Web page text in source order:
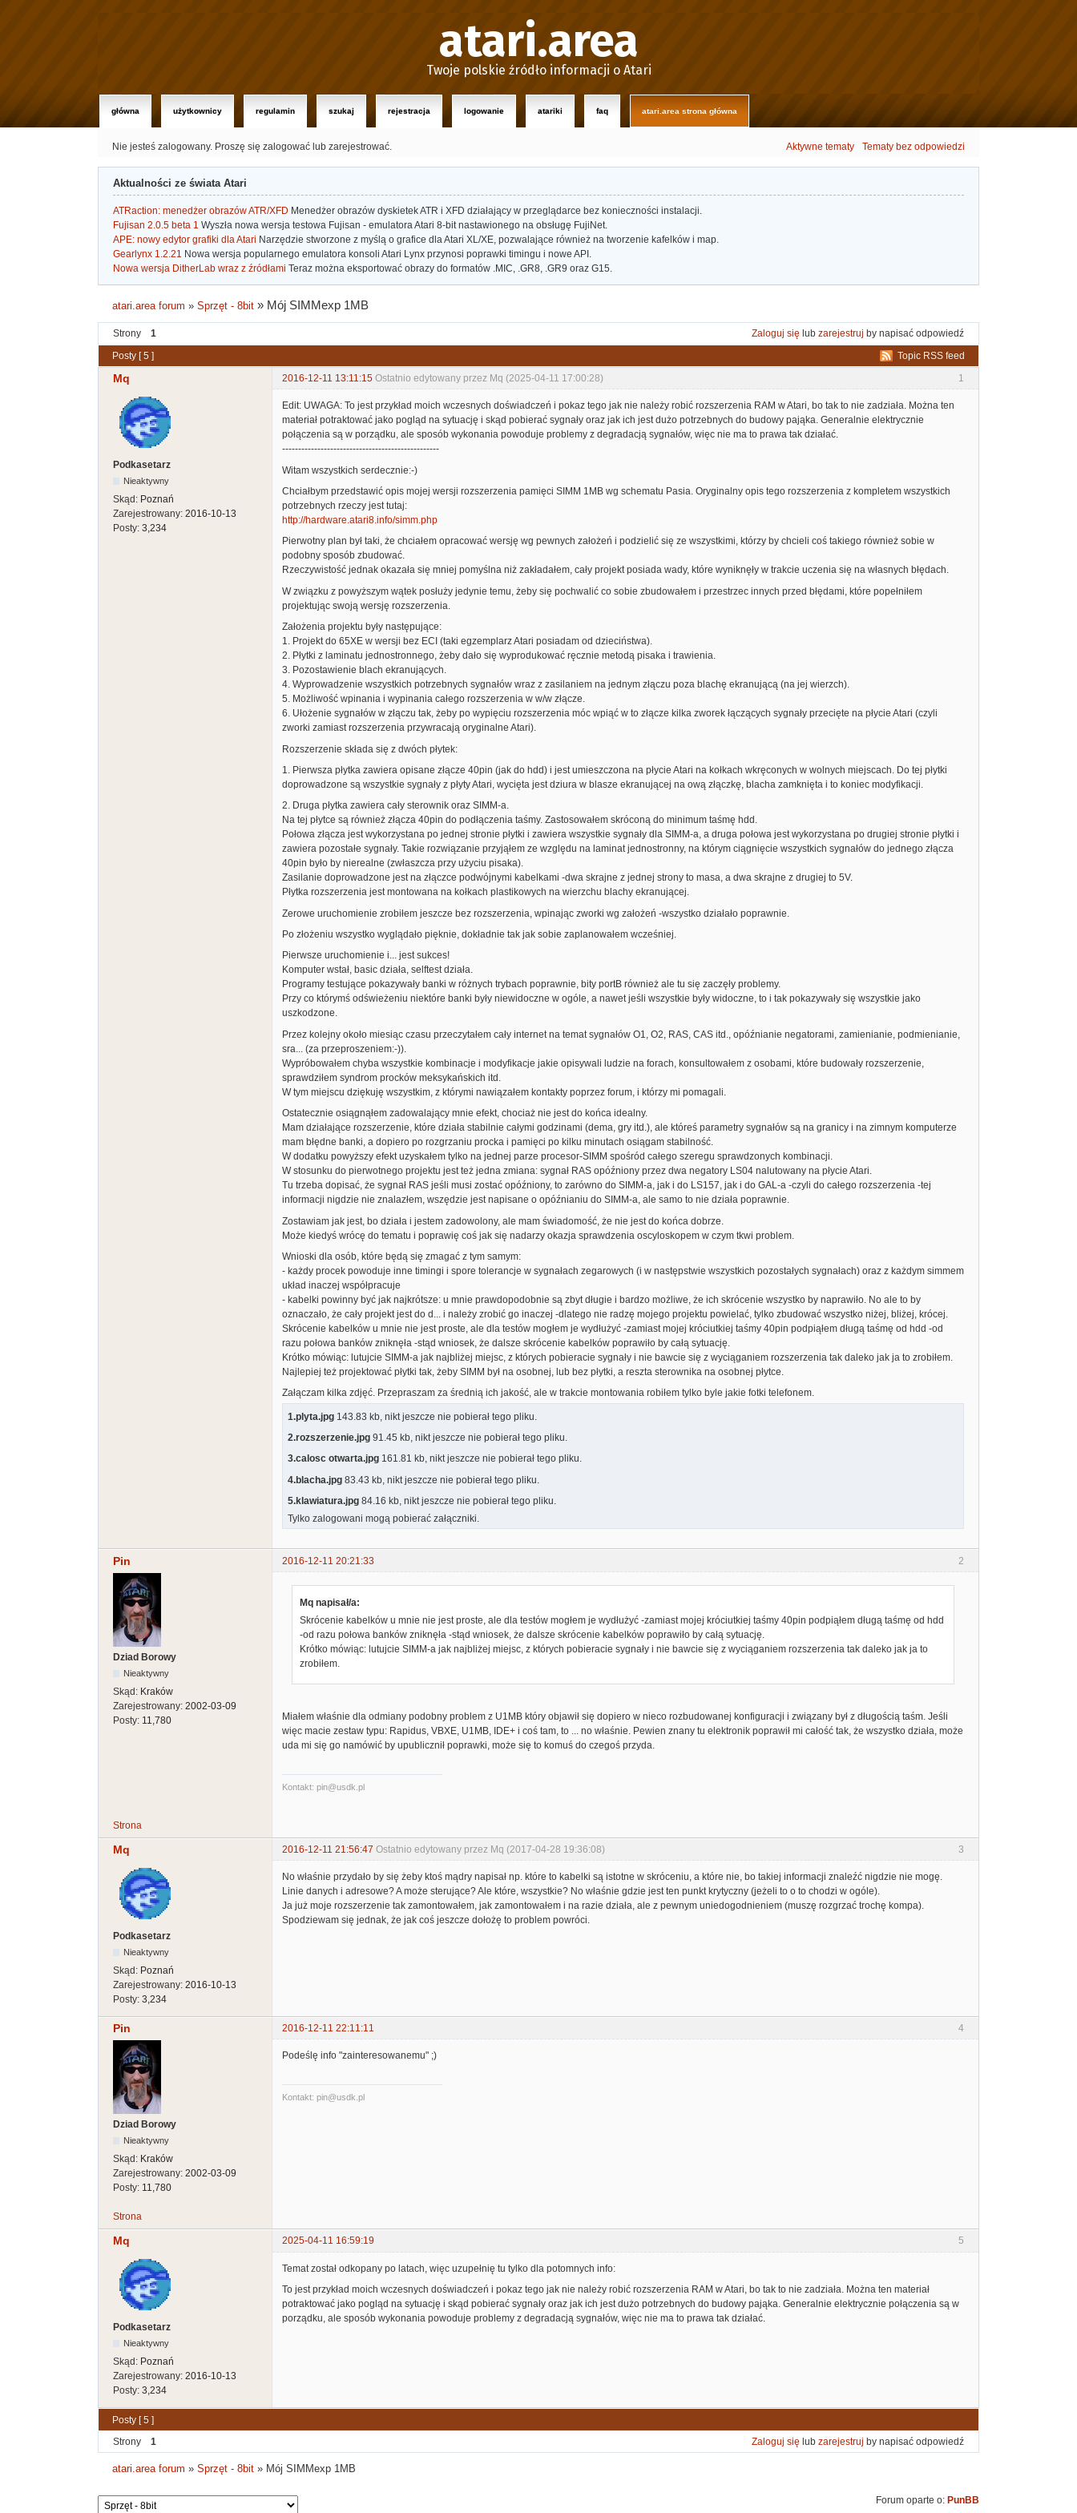
atari.area
Twoje polskie źródło informacji o Atari
główna użytkownicy regulamin szukaj rejestracja logowanie atariki faq atari.area strona główna
Nie jesteś zalogowany. Proszę się zalogować lub zarejestrować. Aktywne tematy Tematy bez odpowiedzi
Aktualności ze świata Atari
ATRaction: menedżer obrazów ATR/XFD Menedżer obrazów dyskietek ATR i XFD działający w przeglądarce bez konieczności instalacji.
Fujisan 2.0.5 beta 1 Wyszła nowa wersja testowa Fujisan - emulatora Atari 8-bit nastawionego na obsługę FujiNet.
APE: nowy edytor grafiki dla Atari Narzędzie stworzone z myślą o grafice dla Atari XL/XE, pozwalające również na tworzenie kafelków i map.
Gearlynx 1.2.21 Nowa wersja popularnego emulatora konsoli Atari Lynx przynosi poprawki timingu i nowe API.
Nowa wersja DitherLab wraz z źródłami Teraz można eksportować obrazy do formatów .MIC, .GR8, .GR9 oraz G15.
atari.area forum »Sprzęt - 8bit » Mój SIMMexp 1MB
Strony 1 Zaloguj się lub zarejestruj by napisać odpowiedź
Topic RSS feed
Posty [ 5 ]
1
Mq 2016-12-11 13:11:15 Ostatnio edytowany przez Mq (2025-04-11 17:00:28)
Podkasetarz
Nieaktywny
Skąd: Poznań
Zarejestrowany: 2016-10-13
Posty: 3,234
Edit: UWAGA: To jest przykład moich wczesnych doświadczeń i pokaz tego jak nie należy robić rozszerzenia RAM w Atari, bo tak to nie zadziała. Można ten
materiał potraktować jako pogląd na sytuację i skąd pobierać sygnały oraz jak ich jest dużo potrzebnych do budowy pająka. Generalnie elektrycznie
połączenia są w porządku, ale sposób wykonania powoduje problemy z degradacją sygnałów, więc nie ma to prawa tak działać.
-------------------------------------------------
Witam wszystkich serdecznie:-)
Chciałbym przedstawić opis mojej wersji rozszerzenia pamięci SIMM 1MB wg schematu Pasia. Oryginalny opis tego rozszerzenia z kompletem wszystkich
potrzebnych rzeczy jest tutaj:
http://hardware.atari8.info/simm.php
Pierwotny plan był taki, że chciałem opracować wersję wg pewnych założeń i podzielić się ze wszystkimi, którzy by chcieli coś takiego również sobie w
podobny sposób zbudować.
Rzeczywistość jednak okazała się mniej pomyślna niż zakładałem, cały projekt posiada wady, które wyniknęły w trakcie uczenia się na własnych błędach.
W związku z powyższym wątek posłuży jedynie temu, żeby się pochwalić co sobie zbudowałem i przestrzec innych przed błędami, które popełniłem
projektując swoją wersję rozszerzenia.
Założenia projektu były następujące:
1. Projekt do 65XE w wersji bez ECI (taki egzemplarz Atari posiadam od dzieciństwa).
2. Płytki z laminatu jednostronnego, żeby dało się wyprodukować ręcznie metodą pisaka i trawienia.
3. Pozostawienie blach ekranujących.
4. Wyprowadzenie wszystkich potrzebnych sygnałów wraz z zasilaniem na jednym złączu poza blachę ekranującą (na jej wierzch).
5. Możliwość wpinania i wypinania całego rozszerzenia w w/w złącze.
6. Ułożenie sygnałów w złączu tak, żeby po wypięciu rozszerzenia móc wpiąć w to złącze kilka zworek łączących sygnały przecięte na płycie Atari (czyli
zworki zamiast rozszerzenia przywracają oryginalne Atari).
Rozszerzenie składa się z dwóch płytek:
1. Pierwsza płytka zawiera opisane złącze 40pin (jak do hdd) i jest umieszczona na płycie Atari na kołkach wkręconych w wolnych miejscach. Do tej płytki
doprowadzone są wszystkie sygnały z płyty Atari, wycięta jest dziura w blasze ekranującej na ową złączkę, blacha zamknięta i to koniec modyfikacji.
2. Druga płytka zawiera cały sterownik oraz SIMM-a.
Na tej płytce są również złącza 40pin do podłączenia taśmy. Zastosowałem skróconą do minimum taśmę hdd.
Połowa złącza jest wykorzystana po jednej stronie płytki i zawiera wszystkie sygnały dla SIMM-a, a druga połowa jest wykorzystana po drugiej stronie płytki i
zawiera pozostałe sygnały. Takie rozwiązanie przyjąłem ze względu na laminat jednostronny, na którym ciągnięcie wszystkich sygnałów do jednego złącza
40pin było by nierealne (zwłaszcza przy użyciu pisaka).
Zasilanie doprowadzone jest na złączce podwójnymi kabelkami -dwa skrajne z jednej strony to masa, a dwa skrajne z drugiej to 5V.
Płytka rozszerzenia jest montowana na kołkach plastikowych na wierzchu blachy ekranującej.
Zerowe uruchomienie zrobiłem jeszcze bez rozszerzenia, wpinając zworki wg założeń -wszystko działało poprawnie.
Po złożeniu wszystko wyglądało pięknie, dokładnie tak jak sobie zaplanowałem wcześniej.
Pierwsze uruchomienie i... jest sukces!
Komputer wstał, basic działa, selftest działa.
Programy testujące pokazywały banki w różnych trybach poprawnie, bity portB również ale tu się zaczęły problemy.
Przy co którymś odświeżeniu niektóre banki były niewidoczne w ogóle, a nawet jeśli wszystkie były widoczne, to i tak pokazywały się wszystkie jako
uszkodzone.
Przez kolejny około miesiąc czasu przeczytałem cały internet na temat sygnałów O1, O2, RAS, CAS itd., opóźnianie negatorami, zamienianie, podmienianie,
sra... (za przeproszeniem:-)).
Wypróbowałem chyba wszystkie kombinacje i modyfikacje jakie opisywali ludzie na forach, konsultowałem z osobami, które budowały rozszerzenie,
sprawdziłem syndrom procków meksykańskich itd.
W tym miejscu dziękuję wszystkim, z którymi nawiązałem kontakty poprzez forum, i którzy mi pomagali.
Ostatecznie osiągnąłem zadowalający mnie efekt, chociaż nie jest do końca idealny.
Mam działające rozszerzenie, które działa stabilnie całymi godzinami (dema, gry itd.), ale któreś parametry sygnałów są na granicy i na zimnym komputerze
mam błędne banki, a dopiero po rozgrzaniu procka i pamięci po kilku minutach osiągam stabilność.
W dodatku powyższy efekt uzyskałem tylko na jednej parze procesor-SIMM spośród całego szeregu sprawdzonych kombinacji.
W stosunku do pierwotnego projektu jest też jedna zmiana: sygnał RAS opóźniony przez dwa negatory LS04 nalutowany na płycie Atari.
Tu trzeba dopisać, że sygnał RAS jeśli musi zostać opóźniony, to zarówno do SIMM-a, jak i do LS157, jak i do GAL-a -czyli do całego rozszerzenia -tej
informacji nigdzie nie znalazłem, wszędzie jest napisane o opóźnianiu do SIMM-a, ale samo to nie działa poprawnie.
Zostawiam jak jest, bo działa i jestem zadowolony, ale mam świadomość, że nie jest do końca dobrze.
Może kiedyś wrócę do tematu i poprawię coś jak się nadarzy okazja sprawdzenia oscyloskopem w czym tkwi problem.
Wnioski dla osób, które będą się zmagać z tym samym:
- każdy procek powoduje inne timingi i spore tolerancje w sygnałach zegarowych (i w następstwie wszystkich pozostałych sygnałach) oraz z każdym simmem
układ inaczej współpracuje
- kabelki powinny być jak najkrótsze: u mnie prawdopodobnie są zbyt długie i bardzo możliwe, że ich skrócenie wszystko by naprawiło. No ale to by
oznaczało, że cały projekt jest do d... i należy zrobić go inaczej -dlatego nie radzę mojego projektu powielać, tylko zbudować wszystko niżej, bliżej, krócej.
Skrócenie kabelków u mnie nie jest proste, ale dla testów mogłem je wydłużyć -zamiast mojej króciutkiej taśmy 40pin podpiąłem długą taśmę od hdd -od
razu połowa banków zniknęła -stąd wniosek, że dalsze skrócenie kabelków poprawiło by całą sytuację.
Krótko mówiąc: lutujcie SIMM-a jak najbliżej miejsc, z których pobieracie sygnały i nie bawcie się z wyciąganiem rozszerzenia tak daleko jak ja to zrobiłem.
Najlepiej też projektować płytki tak, żeby SIMM był na osobnej, lub bez płytki, a reszta sterownika na osobnej płytce.
Załączam kilka zdjęć. Przepraszam za średnią ich jakość, ale w trakcie montowania robiłem tylko byle jakie fotki telefonem.
1.plyta.jpg 143.83 kb, nikt jeszcze nie pobierał tego pliku.
2.rozszerzenie.jpg 91.45 kb, nikt jeszcze nie pobierał tego pliku.
3.calosc otwarta.jpg 161.81 kb, nikt jeszcze nie pobierał tego pliku.
4.blacha.jpg 83.43 kb, nikt jeszcze nie pobierał tego pliku.
5.klawiatura.jpg 84.16 kb, nikt jeszcze nie pobierał tego pliku.
Tylko zalogowani mogą pobierać załączniki.
2
Pin 2016-12-11 20:21:33
Dziad Borowy
Nieaktywny
Skąd: Kraków
Zarejestrowany: 2002-03-09
Posty: 11,780
Mq napisał/a:
Skrócenie kabelków u mnie nie jest proste, ale dla testów mogłem je wydłużyć -zamiast mojej króciutkiej taśmy 40pin podpiąłem długą taśmę od hdd
-od razu połowa banków zniknęła -stąd wniosek, że dalsze skrócenie kabelków poprawiło by całą sytuację.
Krótko mówiąc: lutujcie SIMM-a jak najbliżej miejsc, z których pobieracie sygnały i nie bawcie się z wyciąganiem rozszerzenia tak daleko jak ja to
zrobiłem.
Miałem właśnie dla odmiany podobny problem z U1MB który objawił się dopiero w nieco rozbudowanej konfiguracji i związany był z długością taśm. Jeśli
więc macie zestaw typu: Rapidus, VBXE, U1MB, IDE+ i coś tam, to ... no właśnie. Pewien znany tu elektronik poprawił mi całość tak, że wszystko działa, może
uda mi się go namówić by upublicznił poprawki, może się to komuś do czegoś przyda.
Kontakt: pin@usdk.pl
Strona
3
Mq 2016-12-11 21:56:47 Ostatnio edytowany przez Mq (2017-04-28 19:36:08)
Podkasetarz
Nieaktywny
Skąd: Poznań
Zarejestrowany: 2016-10-13
Posty: 3,234
No właśnie przydało by się żeby ktoś mądry napisał np. które to kabelki są istotne w skróceniu, a które nie, bo takiej informacji znaleźć nigdzie nie mogę.
Linie danych i adresowe? A może sterujące? Ale które, wszystkie? No właśnie gdzie jest ten punkt krytyczny (jeżeli to o to chodzi w ogóle).
Ja już moje rozszerzenie tak zamontowałem, jak zamontowałem i na razie działa, ale z pewnym uniedogodnieniem (muszę rozgrzać trochę kompa).
Spodziewam się jednak, że jak coś jeszcze dołożę to problem powróci.
4
Pin 2016-12-11 22:11:11
Dziad Borowy
Nieaktywny
Skąd: Kraków
Zarejestrowany: 2002-03-09
Posty: 11,780
Podeślę info "zainteresowanemu" ;)
Kontakt: pin@usdk.pl
Strona
5
Mq 2025-04-11 16:59:19
Podkasetarz
Nieaktywny
Skąd: Poznań
Zarejestrowany: 2016-10-13
Posty: 3,234
Temat został odkopany po latach, więc uzupełnię tu tylko dla potomnych info:
To jest przykład moich wczesnych doświadczeń i pokaz tego jak nie należy robić rozszerzenia RAM w Atari, bo tak to nie zadziała. Można ten materiał
potraktować jako pogląd na sytuację i skąd pobierać sygnały oraz jak ich jest dużo potrzebnych do budowy pająka. Generalnie elektrycznie połączenia są w
porządku, ale sposób wykonania powoduje problemy z degradacją sygnałów, więc nie ma to prawa tak działać.
Posty [ 5 ]
Strony
1 Zaloguj się lub zarejestruj by napisać odpowiedź
atari.area forum »Sprzęt - 8bit » Mój SIMMexp 1MB
Forum oparte o: PunBB